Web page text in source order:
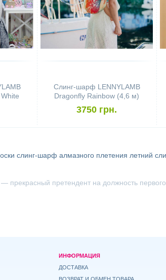
Слинг-шарф LENNYLAMB
Dragonfly Rainbow (4,6 м)
3750 грн.
слинг-шарф алмазного плетения летний
прекрасный претендент на должность
ИНФОРМАЦИЯ
ДОСТАВКА